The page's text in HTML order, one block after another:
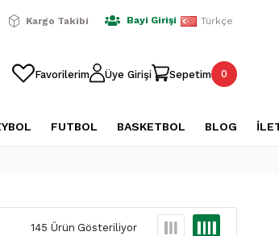
Kargo 2500 TL Üzeri Alışverişlerde
Kargo Takibi Bayi Girişi Türkçe
Favorilerim Üye Girişi Sepetim 0
FUTBOL BASKETBOL BLOG
145 Ürün